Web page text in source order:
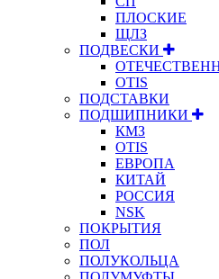
ПЛОСКИЕ
ЩЛЗ
ПОДВЕСКИ
OTIS
ПОДСТАВКИ
ПОДШИПНИКИ
КМЗ
OTIS
ЕВРОПА
КИТАЙ
РОССИЯ
NSK
ПОКРЫТИЯ
ПОЛ
ПОЛУКОЛЬЦА